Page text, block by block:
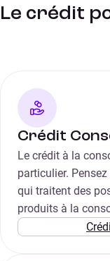
Le crédit
Crédit
Le crédit à la
particulier.
qui traitent des
produits à la